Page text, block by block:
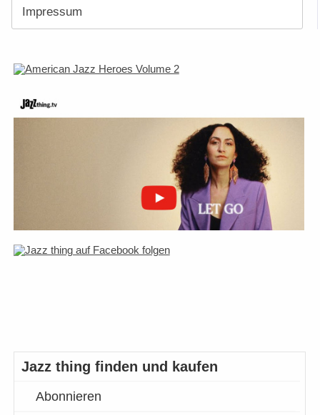
Impressum
Jazz thing finden und kaufen
Abonnieren